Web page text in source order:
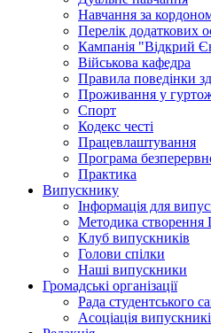
Навчання за
Перелік додаткових
Кампанія "Відкрий
Військова кафедра
Правила поведінки
Проживання у
Спорт
Кодекс честі
Працевлаштування
Програма
Практика
Випускнику
Інформація для
Методика створення
Клуб випускників
Голови спілки
Наші випускники
Громадські організації
Рада студентського
Асоціація